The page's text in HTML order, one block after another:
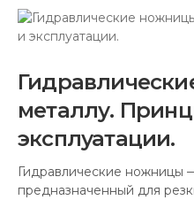
металлу.
эксплуатации.
Гидравлические ножницы
предназначенный для